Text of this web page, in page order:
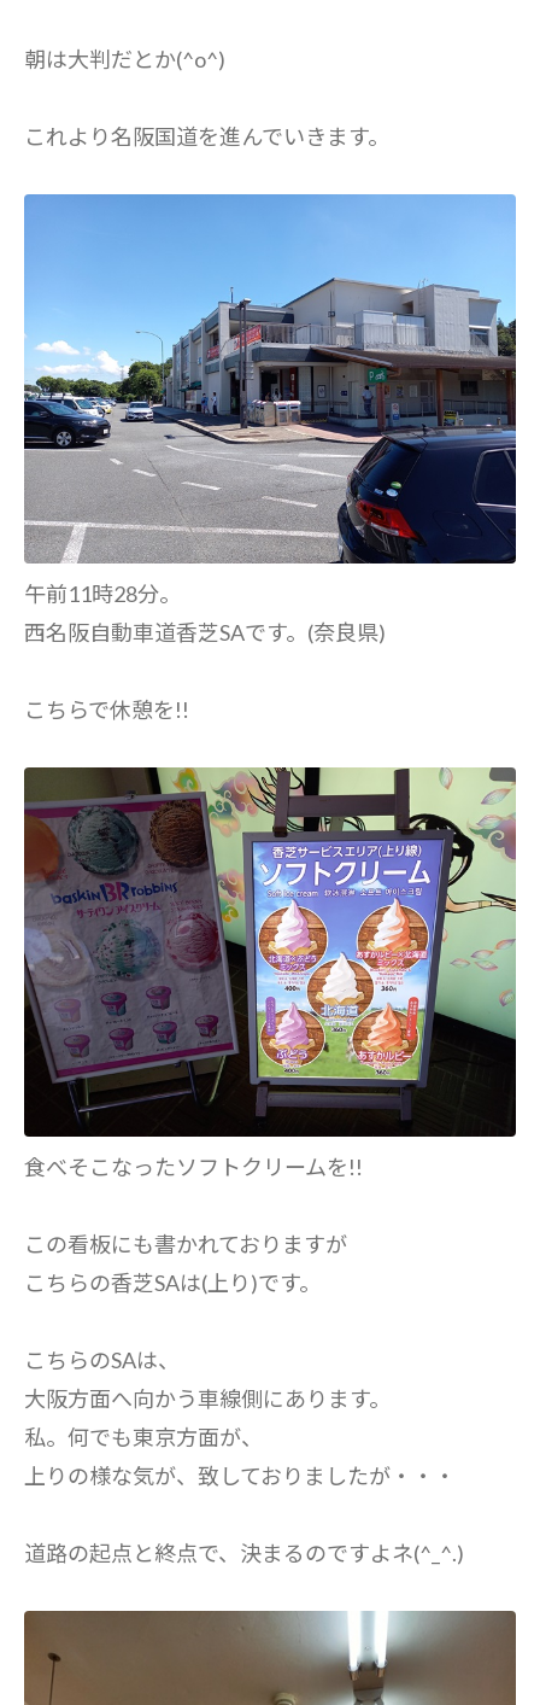
朝は大判だとか(^o^)
これより名阪国道を進んでいきます。
午前11時28分。
西名阪自動車道香芝SAです。(奈良県)
こちらで休憩を!!
食べそこなったソフトクリームを!!
この看板にも書かれておりますが
こちらの香芝SAは(上り)です。
こちらのSAは、
大阪方面へ向かう車線側にあります。
私。何でも東京方面が、
上りの様な気が、致しておりましたが・・・
道路の起点と終点で、決まるのですよネ(^_^.)